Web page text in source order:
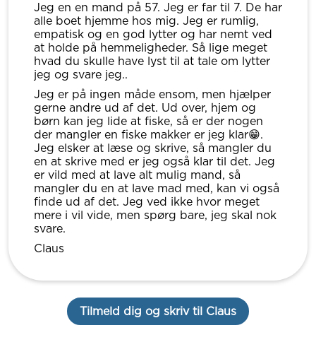
Jeg en en mand på 57. Jeg er far til 7. De har
alle boet hjemme hos mig. Jeg er rumlig,
empatisk og en god lytter og har nemt ved
at holde på hemmeligheder. Så lige meget
hvad du skulle have lyst til at tale om lytter
jeg og svare jeg..
Jeg er på ingen måde ensom, men hjælper
gerne andre ud af det. Ud over, hjem og
børn kan jeg lide at fiske, så er der nogen
der mangler en fiske makker er jeg klar😁.
Jeg elsker at læse og skrive, så mangler du
en at skrive med er jeg også klar til det. Jeg
er vild med at lave alt mulig mand, så
mangler du en at lave mad med, kan vi også
finde ud af det. Jeg ved ikke hvor meget
mere i vil vide, men spørg bare, jeg skal nok
svare.
Claus
Tilmeld dig og skriv til Claus